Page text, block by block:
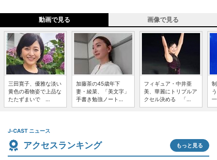
動画で見る 画像で見る
三田寛子、優雅な淡い
黄色の着物姿で上品な
たたずまいで ...
加藤茶の45歳年下
妻・綾菜、「美文字」
手書き勉強ノート...
フィギュア・中井亜
美、華麗にトリプルア
クセル決める 「...
J-CAST ニュース
アクセスランキング もっと見る